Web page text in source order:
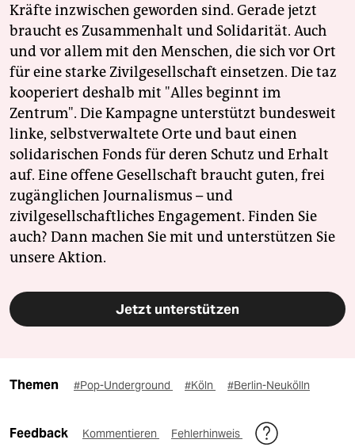
Kräfte inzwischen geworden sind. Gerade jetzt
braucht es Zusammenhalt und Solidarität. Auch
und vor allem mit den Menschen, die sich vor Ort
für eine starke Zivilgesellschaft einsetzen. Die taz
kooperiert deshalb mit "Alles beginnt im
Zentrum". Die Kampagne unterstützt bundesweit
linke, selbstverwaltete Orte und baut einen
solidarischen Fonds für deren Schutz und Erhalt
auf. Eine offene Gesellschaft braucht guten, frei
zugänglichen Journalismus – und
zivilgesellschaftliches Engagement. Finden Sie
auch? Dann machen Sie mit und unterstützen Sie
unsere Aktion.
Jetzt unterstützen
Themen #Pop-Underground #Köln #Berlin-Neukölln
Feedback Kommentieren Fehlerhinweis